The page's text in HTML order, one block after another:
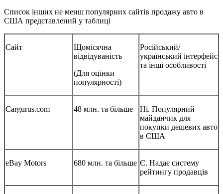
Список інших не менш популярних сайтів продажу авто в
США представлений у таблиці
Сайт
Щомісячна
відвідуваність
(Для оцінки
популярності)
Російський/
український інтерфейс
та інші особливості
Cargurus.com 48 млн. та більше
Ні. Популярний
майданчик для
покупки дешевих авто
в США
eBay Motors 680 млн. та більше Є. Надає систему
рейтингу продавців